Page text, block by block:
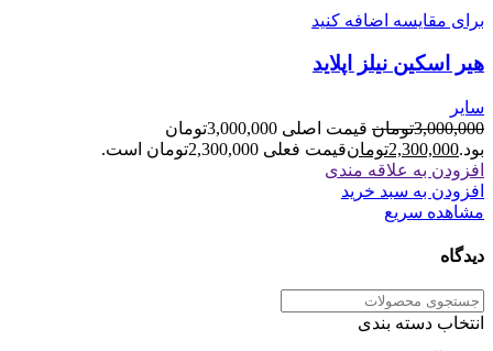
برای مقایسه اضافه کنید
هیر اسکین نیلز اپلاید
سایر
3,000,000تومان
قیمت اصلی 3,000,000تومان
بود.2,300,000تومانقیمت فعلی 2,300,000تومان است.
افزودن به علاقه مندی
افزودن به سبد خرید
مشاهده سریع
دیدگاه
انتخاب دسته بندی